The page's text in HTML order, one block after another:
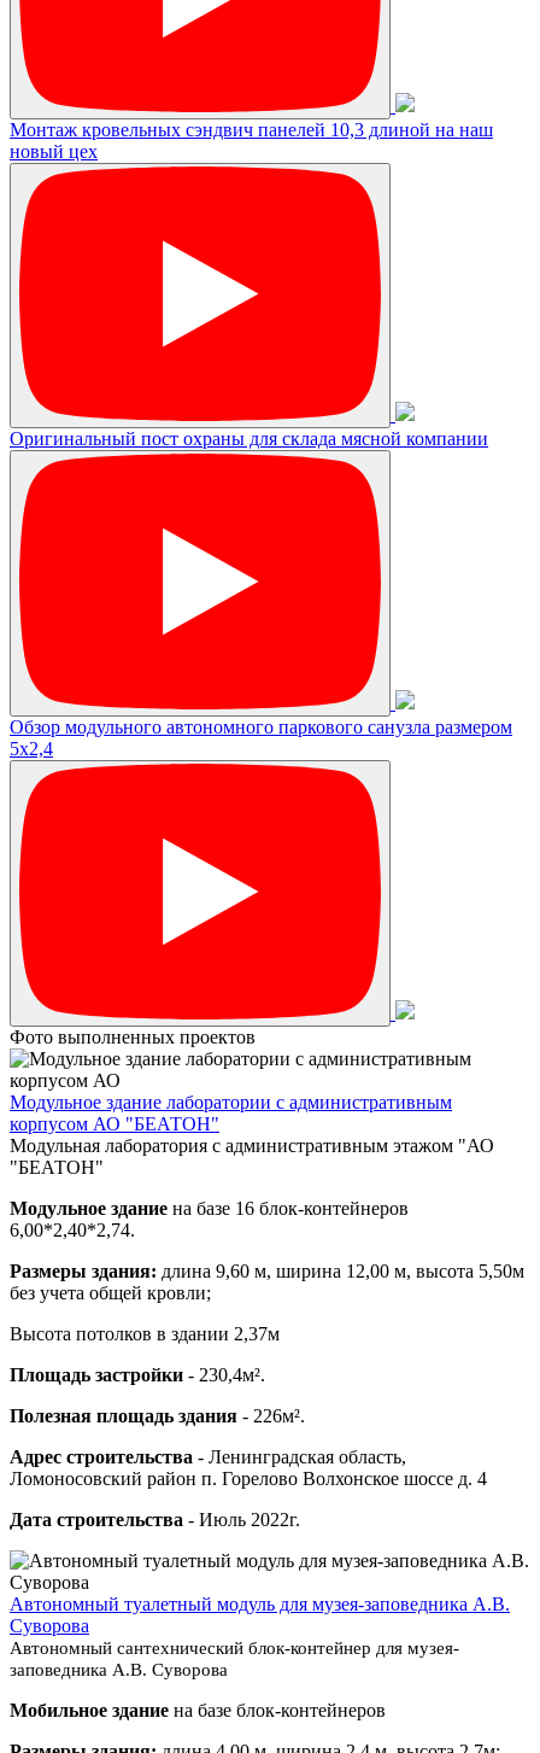
Монтаж кровельных сэндвич панелей 10,3 длиной на наш
новый цех
Оригинальный пост охраны для склада мясной компании
Обзор модульного автономного паркового санузла размером
5х2,4
Фото выполненных проектов
Модульное здание лаборатории с административным
корпусом АО "БЕАТОН"
Модульная лаборатория с административным этажом "АО
"БЕАТОН"
Модульное здание на базе 16 блок-контейнеров
6,00*2,40*2,74.
Размеры здания: длина 9,60 м, ширина 12,00 м, высота 5,50м
без учета общей кровли;
Высота потолков в здании 2,37м
Площадь застройки - 230,4м².
Полезная площадь здания - 226м².
Адрес строительства - Ленинградская область,
Ломоносовский район п. Горелово Волхонское шоссе д. 4
Дата строительства - Июль 2022г.
Автономный туалетный модуль для музея-заповедника А.В.
Суворова
Автономный сантехнический блок-контейнер для музея-
заповедника А.В. Суворова
Мобильное здание на базе блок-контейнеров